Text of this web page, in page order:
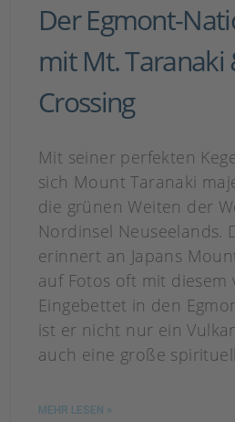
Der Egmont-
mit Mt. Taranaki
Crossing
Mit seiner perfekten
sich Mount Taranaki
die grünen Weiten der
Nordinsel Neuseelands.
erinnert an Japans
auf Fotos oft mit diesem
Eingebettet in den
ist er nicht nur ein
auch eine große
MEHR LESEN »